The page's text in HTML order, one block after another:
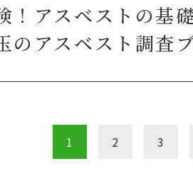
！アスベストの基
のアスベスト調査ブ
1 2 3